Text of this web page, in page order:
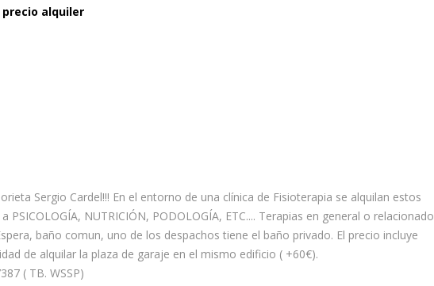
precio alquiler
Sergio Cardel!!! En el entorno de una clínica de Fisioterapia se alquilan estos
PSICOLOGÍA, NUTRICIÓN, PODOLOGÍA, ETC.... Terapias en general o relacionado
baño comun, uno de los despachos tiene el baño privado. El precio incluye
de alquilar la plaza de garaje en el mismo edificio ( +60€).
( TB. WSSP)